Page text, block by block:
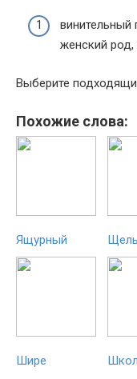
винительный
женский род,
Выберите
Похожие слова:
Ящурный Щель
Шире